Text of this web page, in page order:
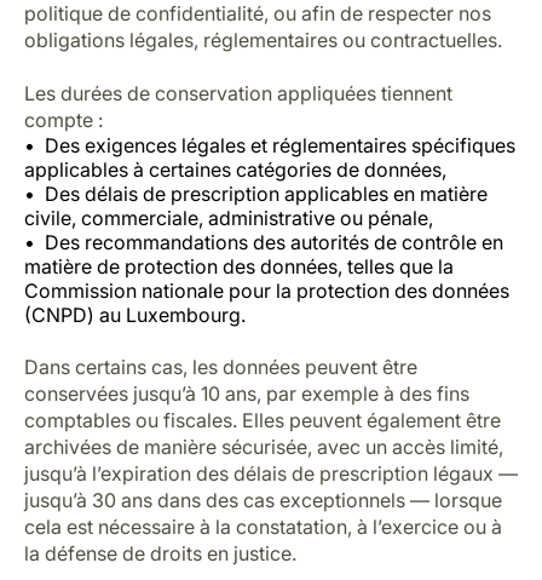
politique de confidentialité, ou afin de respecter nos
obligations légales, réglementaires ou contractuelles.
Les durées de conservation appliquées tiennent
compte :
Des exigences légales et réglementaires spécifiques
applicables à certaines catégories de données,
Des délais de prescription applicables en matière
civile, commerciale, administrative ou pénale,
Des recommandations des autorités de contrôle en
matière de protection des données, telles que la
Commission nationale pour la protection des données
(CNPD) au Luxembourg.
Dans certains cas, les données peuvent être
conservées jusqu’à 10 ans, par exemple à des fins
comptables ou fiscales. Elles peuvent également être
archivées de manière sécurisée, avec un accès limité,
jusqu’à l’expiration des délais de prescription légaux —
jusqu’à 30 ans dans des cas exceptionnels — lorsque
cela est nécessaire à la constatation, à l’exercice ou à
la défense de droits en justice.